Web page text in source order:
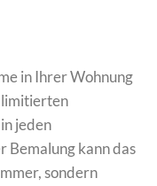
in Ihrer Wohnung
limitierten
jeden
Bemalung kann das
sondern